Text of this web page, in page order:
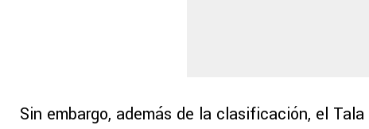
Sin embargo, además de la clasificación, el